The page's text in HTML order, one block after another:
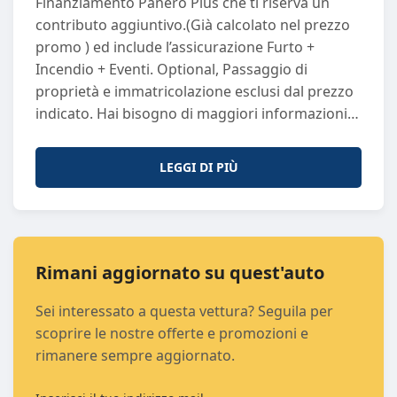
Porte: 5
Sedili: 5
Passo: 2610
Potenza (CV)
: 224
Potenza (KW): 165
Proprietari Precedenti: 0
Trasmissione: A
contributo aggiuntivo.(Già calcolato nel prezzo
promo ) ed include l’assicurazione Furto +
Incendio + Eventi. Optional, Passaggio di
proprietà e immatricolazione esclusi dal prezzo
indicato. Hai bisogno di maggiori informazioni?
scriverci su WhatsApp al numero +39 011 297
6269. I nostri consulenti saranno lieti di
di qualità e sicurezza. Selezioniamo
controlli rigorosi di qualità, garantendo
efficienza e affidabilità. Il nostro obiettivo è
offrirti un'esperienza d'acquisto di prim’ordine.
LEGGI DI PIÙ
Rimani aggiornato su quest'auto
Sei interessato a questa vettura? Seguila per
scoprire le nostre offerte e promozioni e
rimanere sempre aggiornato.